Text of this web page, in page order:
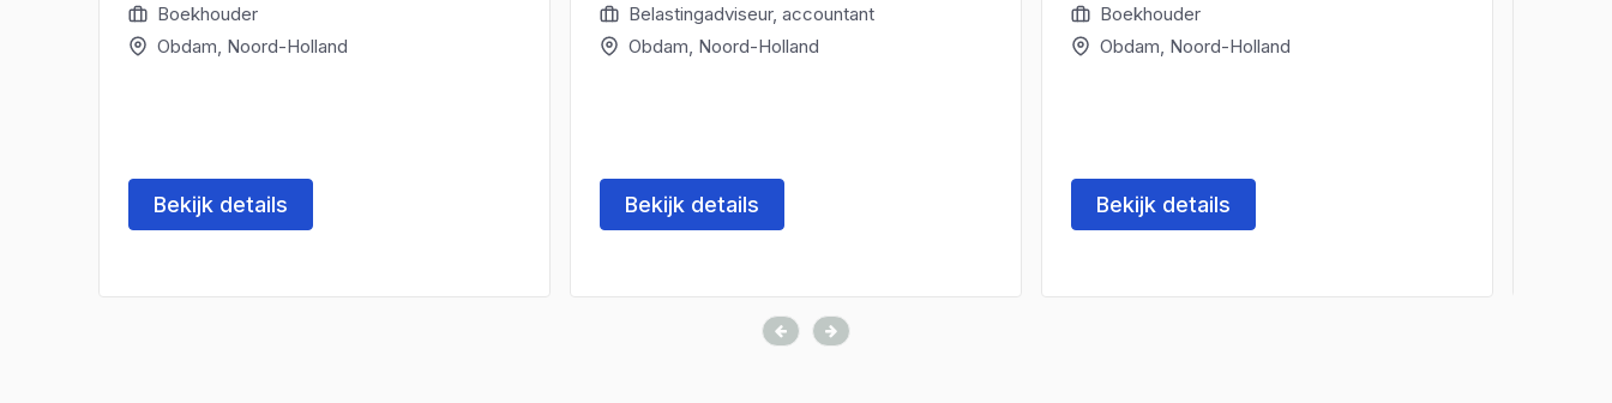
Boekhouder
Obdam, Noord-Holland
Bekijk details
Belastingadviseur, accountant
Obdam, Noord-Holland
Bekijk details
Boekhouder
Obdam, Noord-Holland
Bekijk details